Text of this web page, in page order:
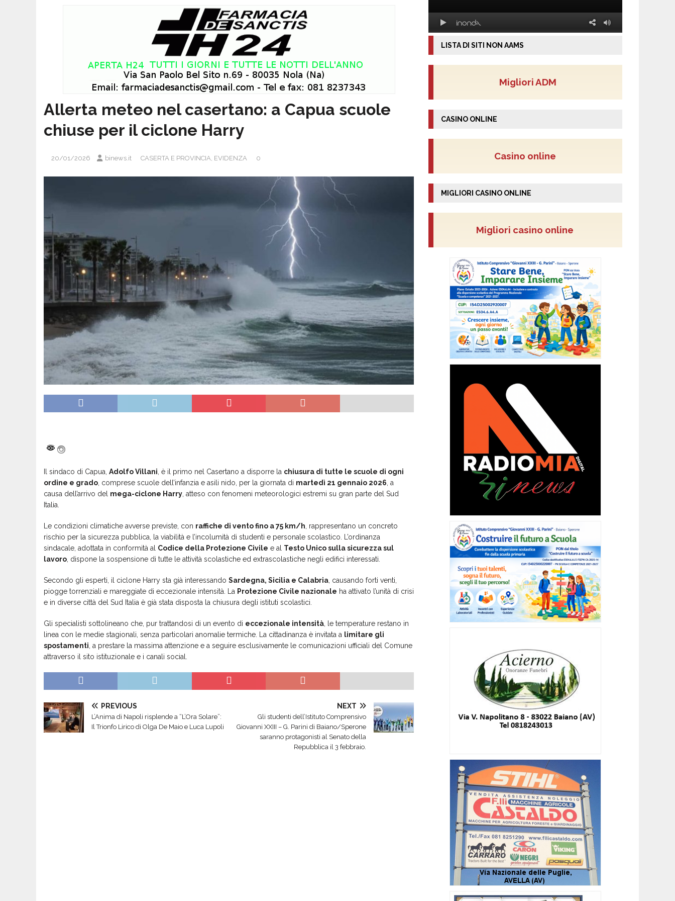
Allerta meteo nel casertano: a Capua scuole
chiuse per il ciclone Harry
20/01/2026 binews.it CASERTA E PROVINCIA, EVIDENZA 0
Il sindaco di Capua, Adolfo Villani , è il primo nel Casertano a disporre la chiusura di tutte le scuole di ogni
ordine e grado , comprese scuole dell’infanzia e asili nido, per la giornata di martedì 21 gennaio 2026 , a
causa dell’arrivo del mega-ciclone Harry , atteso con fenomeni meteorologici estremi su gran parte del Sud
Italia.
Le condizioni climatiche avverse previste, con raffiche di vento fino a 75 km/h , rappresentano un concreto
rischio per la sicurezza pubblica, la viabilità e l’incolumità di studenti e personale scolastico. L’ordinanza
sindacale, adottata in conformità al Codice della Protezione Civile e al Testo Unico sulla sicurezza sul
lavoro , dispone la sospensione di tutte le attività scolastiche ed extrascolastiche negli edifici interessati.
Secondo gli esperti, il ciclone Harry sta già interessando Sardegna, Sicilia e Calabria , causando forti venti,
piogge torrenziali e mareggiate di eccezionale intensità. La Protezione Civile nazionale ha attivato l’unità di crisi
e in diverse città del Sud Italia è già stata disposta la chiusura degli istituti scolastici.
Gli specialisti sottolineano che, pur trattandosi di un evento di eccezionale intensità , le temperature restano in
linea con le medie stagionali, senza particolari anomalie termiche. La cittadinanza è invitata a limitare gli
spostamenti , a prestare la massima attenzione e a seguire esclusivamente le comunicazioni ufficiali del Comune
attraverso il sito istituzionale e i canali social.
PREVIOUS
L’Anima di Napoli risplende a “L’Ora Solare”:
Il Trionfo Lirico di Olga De Maio e Luca Lupoli
NEXT
Gli studenti dell’Istituto Comprensivo
Giovanni XXIII – G. Parini di Baiano/Sperone
saranno protagonisti al Senato della
Repubblica il 3 febbraio.
LISTA DI SITI NON AAMS
Migliori ADM
CASINO ONLINE
Casino online
MIGLIORI CASINO ONLINE
Migliori casino online